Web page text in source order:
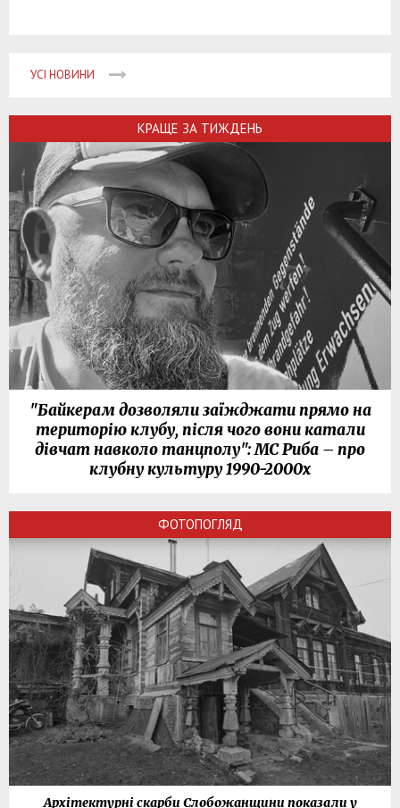
УСІ НОВИНИ
КРАЩЕ ЗА ТИЖДЕНЬ
"Байкерам дозволяли заїжджати прямо на
територію клубу, після чого вони катали
дівчат навколо танцполу": МС Риба – про
клубну культуру 1990-2000х
ФОТОПОГЛЯД
Архітектурні скарби Слобожанщини показали у